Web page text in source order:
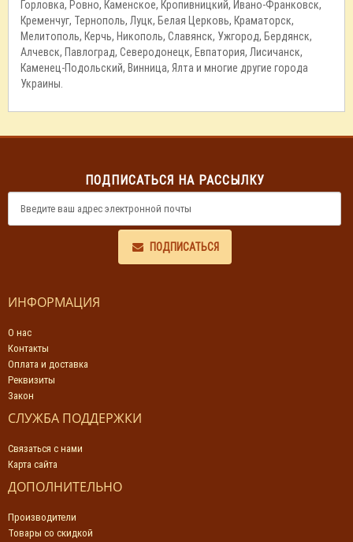
Горловка, Ровно, Каменское, Кропивницкий, Ивано-Франковск,
Кременчуг, Тернополь, Луцк, Белая Церковь, Краматорск,
Мелитополь, Керчь, Никополь, Славянск, Ужгород, Бердянск,
Алчевск, Павлоград, Северодонецк, Евпатория, Лисичанск,
Каменец-Подольский, Винница, Ялта и многие другие города
Украины.
ПОДПИСАТЬСЯ НА РАССЫЛКУ
ПОДПИСАТЬСЯ
ИНФОРМАЦИЯ
О нас
Контакты
Оплата и доставка
Реквизиты
Закон
СЛУЖБА ПОДДЕРЖКИ
Связаться с нами
Карта сайта
ДОПОЛНИТЕЛЬНО
Производители
Товары со скидкой